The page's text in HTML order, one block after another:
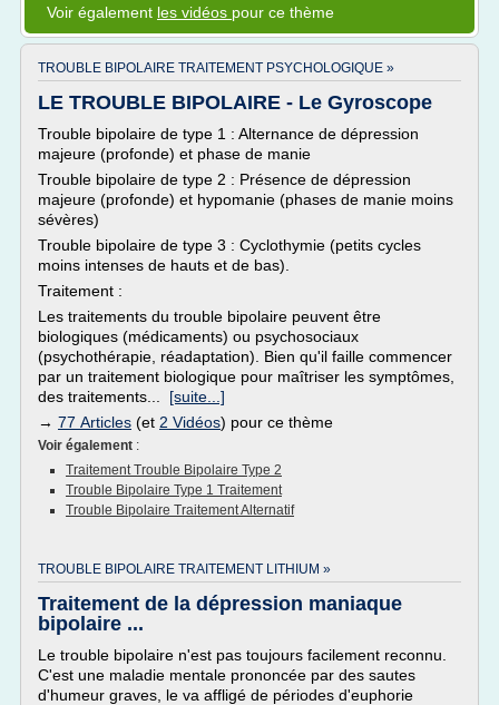
Voir également les vidéos pour ce thème
TROUBLE BIPOLAIRE TRAITEMENT PSYCHOLOGIQUE »
LE TROUBLE BIPOLAIRE - Le Gyroscope
Trouble bipolaire de type 1 : Alternance de dépression
majeure (profonde) et phase de manie
Trouble bipolaire de type 2 : Présence de dépression
majeure (profonde) et hypomanie (phases de manie moins
sévères)
Trouble bipolaire de type 3 : Cyclothymie (petits cycles
moins intenses de hauts et de bas).
Traitement :
Les traitements du trouble bipolaire peuvent être
biologiques (médicaments) ou psychosociaux
(psychothérapie, réadaptation). Bien qu'il faille commencer
par un traitement biologique pour maîtriser les symptômes,
des traitements... [suite...]
→ 77 Articles (et 2 Vidéos) pour ce thème
Voir également :
Traitement Trouble Bipolaire Type 2
Trouble Bipolaire Type 1 Traitement
Trouble Bipolaire Traitement Alternatif
TROUBLE BIPOLAIRE TRAITEMENT LITHIUM »
Traitement de la dépression maniaque
bipolaire ...
Le trouble bipolaire n'est pas toujours facilement reconnu.
C'est une maladie mentale prononcée par des sautes
d'humeur graves, le va affligé de périodes d'euphorie